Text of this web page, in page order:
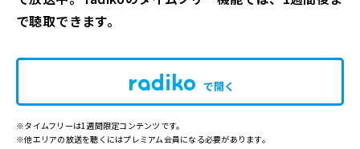
で聴取できます。
で開く
※タイムフリーは1週間限定コンテンツです。
※他エリアの放送を聴くにはプレミアム会員になる必要があります。